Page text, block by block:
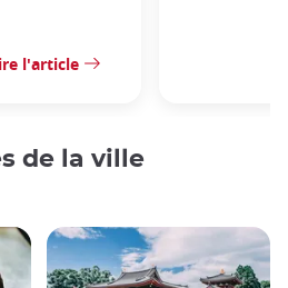
l'article
de la ville